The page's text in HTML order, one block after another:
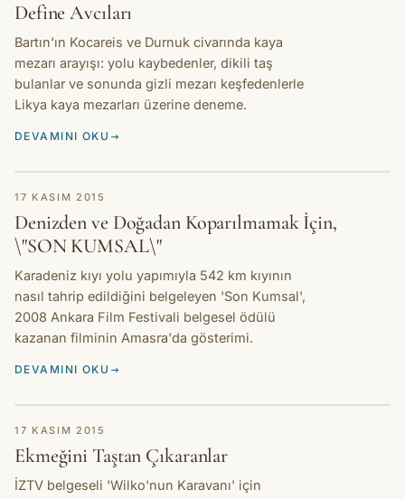
Define Avcıları
Bartın'ın Kocareis ve Durnuk civarında kaya
mezarı arayışı: yolu kaybedenler, dikili taş
bulanlar ve sonunda gizli mezarı keşfedenlerle
Likya kaya mezarları üzerine deneme.
DEVAMINI OKU
HIKAYE
17 KASIM 2015
Denizden ve Doğadan Koparılmamak İçin,
\"SON KUMSAL\"
Karadeniz kıyı yolu yapımıyla 542 km kıyının
nasıl tahrip edildiğini belgeleyen 'Son Kumsal',
2008 Ankara Film Festivali belgesel ödülü
kazanan filminin Amasra'da gösterimi.
DEVAMINI OKU
HIKAYE
17 KASIM 2015
Ekmeğini Taştan Çıkaranlar
İZTV belgeseli 'Wilko'nun Karavanı' için